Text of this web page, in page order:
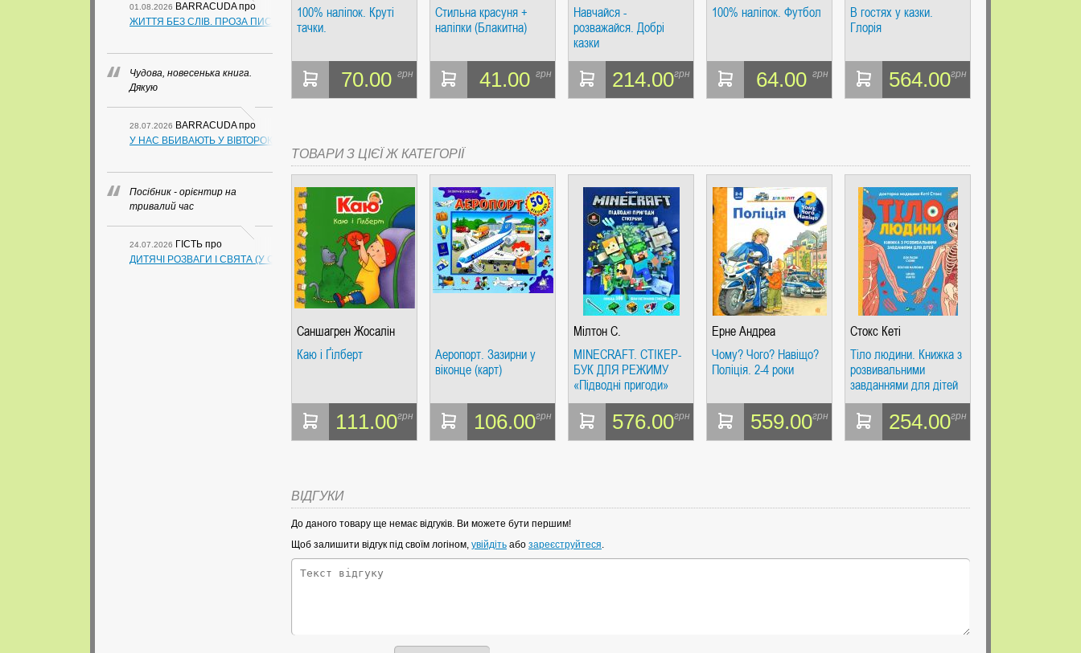
01.08.2026 BARRACUDAпро
ЖИТТЯ БЕЗ СЛІВ. ПРОЗА ПИСЬМЕННИКІВ ІЗ ГУАНСІ. ГІПЕРІОН
Чудова, новесенька книга.
Дякую
28.07.2026 BARRACUDAпро
У НАС ВБИВАЮТЬ У ВІВТОРОК. СЛАПОВСЬКИЙ О.І. ЧАС
Посібник - орієнтир на
тривалий час
24.07.2026 ГІСТЬ про
ДИТЯЧІ РОЗВАГИ І СВЯТА (У СХЕМАХ, ТАБЛИЦЯХ, ВИЗНАЧЕННЯХ, СЦЕНАРІЯХ). АНТОНІНА ШЕВЧУК. МАНДРІВЕЦЬ
100% наліпок. Круті
тачки.
70.00 грн
Стильна красуня +
наліпки (Блакитна)
41.00 грн
Навчайся -
розважайся. Добрі
казки
214.00грн
100% наліпок. Футбол
64.00 грн
В гостях у казки.
Глорія
564.00грн
ТОВАРИ З ЦІЄЇ Ж КАТЕГОРІЇ
Саншагрен Жосалін
Каю і Ґілберт
111.00грн
Аеропорт. Зазирни у
віконце (карт)
106.00грн
Мілтон С.
MINECRAFT. СТІКЕР-
БУК ДЛЯ РЕЖИМУ
«Підводні пригоди»
576.00грн
Ерне Андреа
Чому? Чого? Навіщо?
Поліція. 2-4 роки
559.00грн
Стокс Кеті
Тіло людини. Книжка з
розвивальними
завданнями для дітей
254.00грн
ВІДГУКИ
До даного товару ще немає відгуків. Ви можете бути першим!
Щоб залишити відгук під своїм логіном, увійдіть або зареєструйтеся.